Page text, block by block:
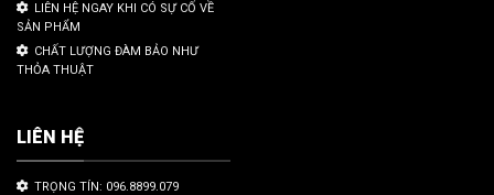
LIÊN HỆ NGAY KHI CÓ SỰ CỐ VỀ
SẢN PHẨM
CHẤT LƯỢNG ĐÀM BẢO NHƯ
THỎA THUẬT
LIÊN HỆ
TRỌNG TÍN: 096.8899.079